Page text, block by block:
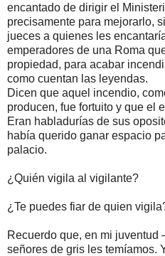
encantado de dirigir el
precisamente para mejorarlo,
jueces a quienes les
emperadores de una Roma
propiedad, para acabar
como cuentan las leyendas.
Dicen que aquel incendio,
producen, fue fortuito y que el
Eran habladurías de sus
había querido ganar espacio
palacio.
¿Quién vigila al vigilante?
¿Te puedes fiar de quien
Recuerdo que, en mi
señores de gris les temíamos.